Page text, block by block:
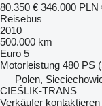
80.350 € 346.000 PLN
Reisebus
2010
500.000 km
Euro 5
Motorleistung 480 PS
Polen,
CIEŚLIK-TRANS
Verkäufer kontaktieren